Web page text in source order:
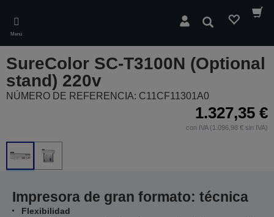
main
content
Menú
Buscar
SureColor SC-T3100N (Optional
stand) 220v
NÚMERO DE REFERENCIA: C11CF11301A0
1.327,35 €
con IVA (1.096,98 € sin IVA)
Impresora de gran formato: técnica
Flexibilidad